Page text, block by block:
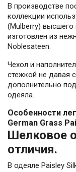
В производстве
коллекции
(Mulberry) высшего
изготовлен из
Noblesateen.
Чехол и
стежкой не давая
дополнительно
одеяла.
Особенности
German Grass
Шелковое
отличия.
В одеяле Paisley